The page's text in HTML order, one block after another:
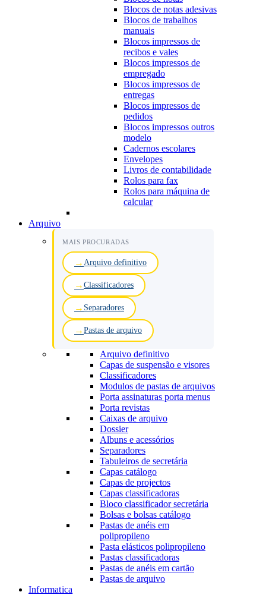
Blocos de notas adesivas
Blocos de trabalhos
manuais
Blocos impressos de
recibos e vales
Blocos impressos de
empregado
Blocos impressos de
entregas
Blocos impressos de
pedidos
Blocos impressos outros
modelo
Cadernos escolares
Envelopes
Livros de contabilidade
Rolos para fax
Rolos para máquina de
calcular
Arquivo
MAIS PROCURADAS
Arquivo definitivo
Classificadores
Separadores
Pastas de arquivo
Arquivo definitivo
Capas de suspensão e visores
Classificadores
Modulos de pastas de arquivos
Porta assinaturas porta menus
Porta revistas
Caixas de arquivo
Dossier
Albuns e acessórios
Separadores
Tabuleiros de secretária
Capas catálogo
Capas de projectos
Capas classificadoras
Bloco classificador secretária
Bolsas e bolsas catálogo
Pastas de anéis em
polipropileno
Pasta elásticos polipropileno
Pastas classificadoras
Pastas de anéis em cartão
Pastas de arquivo
Informatica